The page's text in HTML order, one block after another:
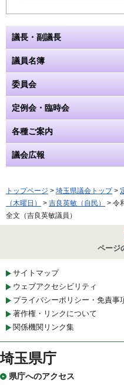
議長・副議長
議員名簿
委員会
定例会・臨時会
各種ご案内
議会広報
トップページ > 埼玉県議会トップ>
（木曜日）
> 吉良英敏（自民）
> 令
全文（吉良英敏議員）
ページ
サイトマップ
ウェブアクセシビリティ
プライバシーポリシー・免責事
著作権・リンクについて
関係機関リンク集
埼玉県庁
県庁へのアクセス